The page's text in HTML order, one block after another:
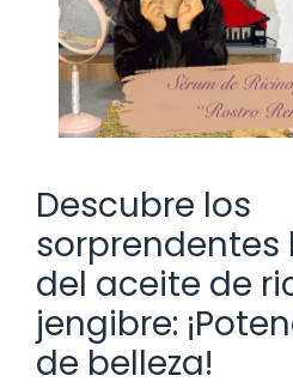
Descubre los
sorprendentes
del aceite de
jengibre:
de belleza!